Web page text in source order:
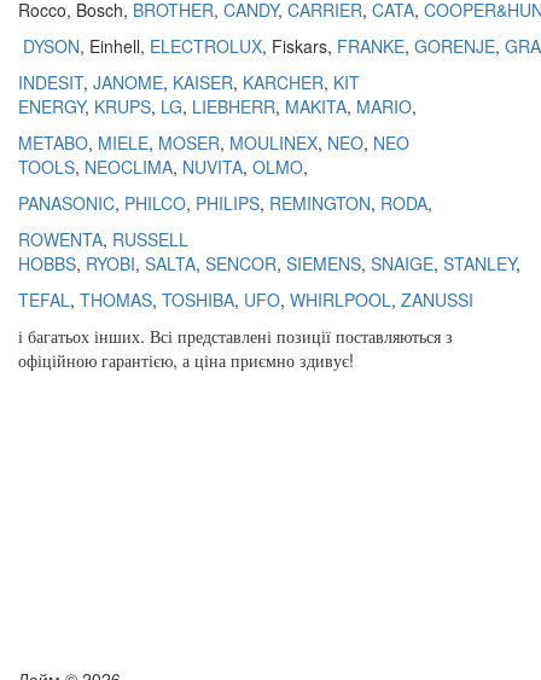
Rocco, Bosch, BROTHER, CANDY, CARRIER, CATA,
DYSON, Einhell, ELECTROLUX, Fiskars, FRANKE, GORENJE,
INDESIT, JANOME, KAISER, KARCHER, KIT
ENERGY, KRUPS, LG, LIEBHERR, MAKITA, MARIO,
METABO, MIELE, MOSER, MOULINEX, NEO, NEO
TOOLS, NEOCLIMA, NUVITA, OLMO,
PANASONIC, PHILCO, PHILIPS, REMINGTON, RODA,
ROWENTA, RUSSELL
HOBBS, RYOBI, SALTA, SENCOR, SIEMENS, SNAIGE, STANLEY,
TEFAL, THOMAS, TOSHIBA, UFO, WHIRLPOOL, ZANUSSI
і багатьох інших. Всі представлені позиції поставляються з
офіційною гарантією, а ціна приємно здивує!